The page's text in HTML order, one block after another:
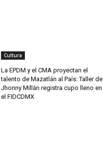
Cultura
La EPDM y el CMA proyectan el
talento de Mazatlán al País: Taller de
Jhonny Millán registra cupo lleno en
el FIDCDMX